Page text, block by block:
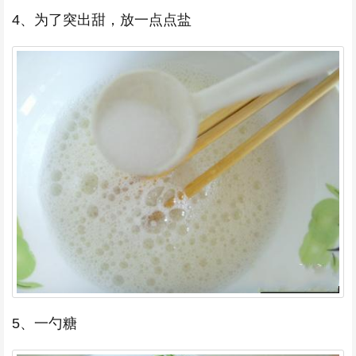
4、为了突出甜，放一点点盐
5、一勺糖